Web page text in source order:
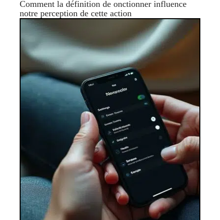
Comment la définition de onctionner influence
notre perception de cette action